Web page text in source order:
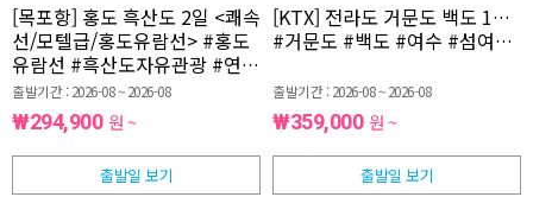
[목포항] 홍도 흑산도 2일 <쾌속
선/모텔급/홍도유람선> #홍도
유람선 #흑산도자유관광 #연합
행사 GIBM176T-DO
출발기간 : 2026-08 ~ 2026-08
₩294,900 원 ~
출발일 보기
[KTX] 전라도 거문도 백도 1박
#거문도 #백도 #여수 #섬여행
출발기간 : 2026-08 ~ 2026-08
₩359,000 원 ~
출발일 보기